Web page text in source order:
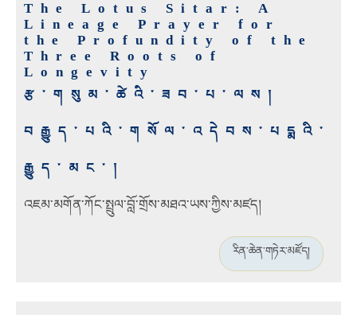
The Lotus Sitar: A
Lineage Prayer for
the Profundity of the
Three Roots of
Longevity
རྩ་གསུམ་ཚེའི་ཟབ་པ་ལས།
བརྒྱུད་པའི་གསོལ་འདེབས་པདྨའི་
རྒྱུད་མང་།
འཇམ་མགོན་ཀོང་སྤྲུལ་བློ་གྲོས་མཐའ་ཡས་ཀྱིས་མཛད།
རིན་ཆེན་གཏེར་མཛོད།